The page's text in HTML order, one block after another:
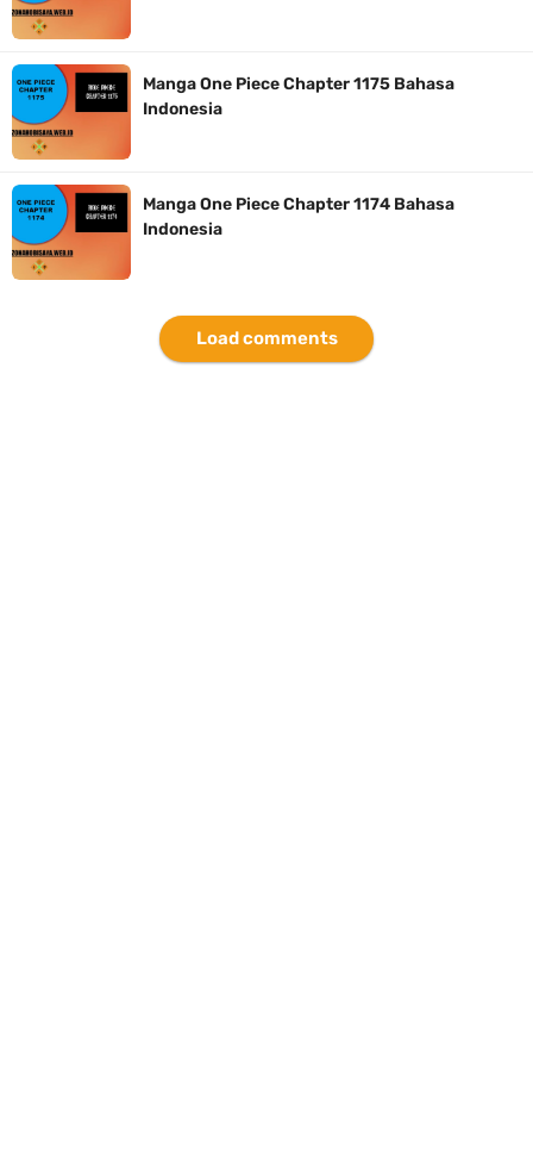
7 Kapal Pesiar Terberat Di Dunia, Simbol Ambisi Industri Pariwisata
Laut
Arti Bendera Yunani, Negara Yang Terkenal Salah Satu Pusat
Peradaban Kuno
Cara Pindahkan WA Dari Android Ke Iphone, Sangat Gampang Untuk
Kamu Lakukan
Manga One Piece Chapter 1175 Bahasa
Indonesia
Manga One Piece Chapter 1174 Bahasa
Indonesia
Load comments